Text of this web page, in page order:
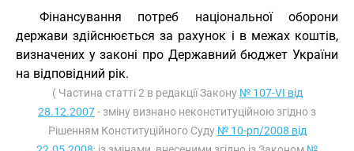
Фінансування потреб національної оборони
держави здійснюється за рахунок і в межах коштів,
визначених у законі про Державний бюджет України
на відповідний рік.
( Частина статті 2 в редакції Закону № 107-VI від
28.12.2007- зміну визнано неконституційною згідно з
Рішенням Конституційного Суду № 10-рп/2008 від